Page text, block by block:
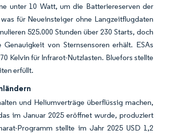
unter 10 Watt, um die Batteriereserven der
für Neueinsteiger ohne Langzeitflugdaten
525.000 Stunden über 230 Starts, doch
von Sternsensoren erhält. ESAs
Kelvin für Infrarot-Nutzlasten. Bluefors stellte
erfüllt.
und Heliumverträge überflüssig machen,
im Januar 2025 eröffnet wurde, produziert
Programm stellte im Jahr 2025 USD 1,2